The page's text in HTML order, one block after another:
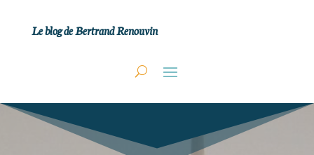
Le blog de Bertrand Renouvin